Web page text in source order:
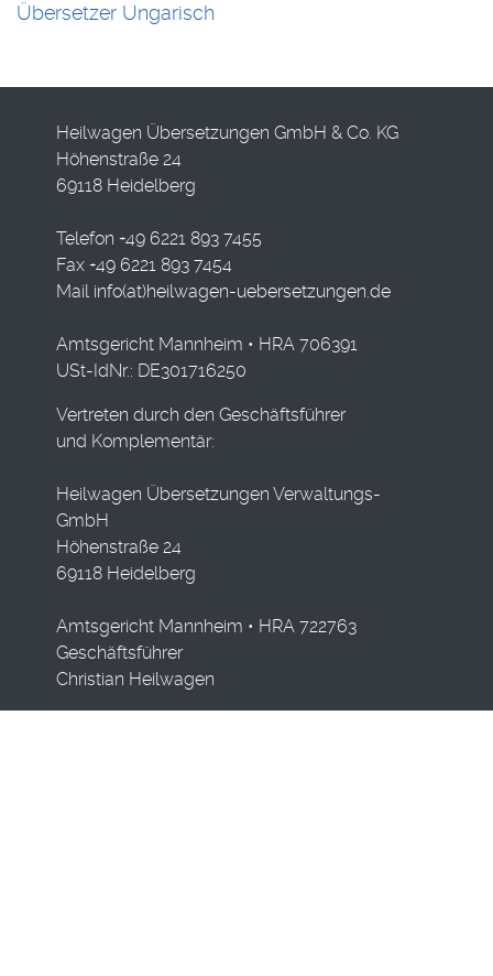
Übersetzer Ungarisch
Heilwagen Übersetzungen GmbH & Co. KG
Höhenstraße 24
69118 Heidelberg
Telefon +49 6221 893 7455
Fax +49 6221 893 7454
Mail info(at)heilwagen-uebersetzungen.de
Amtsgericht Mannheim • HRA 706391
USt-IdNr.: DE301716250
Vertreten durch den Geschäftsführer
und Komplementär:
Heilwagen Übersetzungen Verwaltungs-
GmbH
Höhenstraße 24
69118 Heidelberg
Amtsgericht Mannheim • HRA 722763
Geschäftsführer
Christian Heilwagen